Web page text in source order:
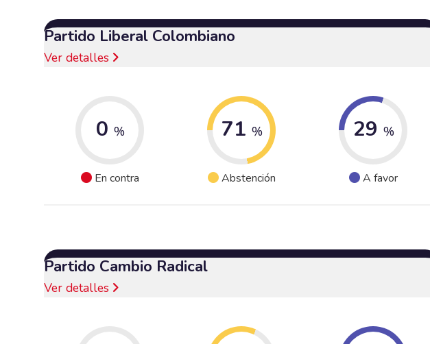
Partido Liberal Colombiano
Ver detalles
0 %
En contra
71 %
Abstención
29 %
A favor
Partido Cambio Radical
Ver detalles